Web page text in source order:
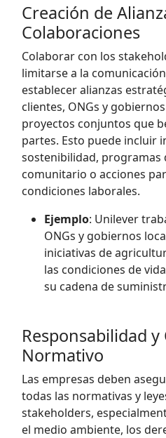
Creación de
Colaboraciones
Colaborar con los
limitarse a la
establecer alianzas
clientes, ONGs y
proyectos conjuntos que
partes. Esto puede incluir
sostenibilidad, programas
comunitario o acciones
condiciones laborales.
Ejemplo: Unilever
ONGs y gobiernos
iniciativas de
las condiciones de
su cadena de
Responsabilidad
Normativo
Las empresas deben
todas las normativas y
stakeholders,
el medio ambiente, los